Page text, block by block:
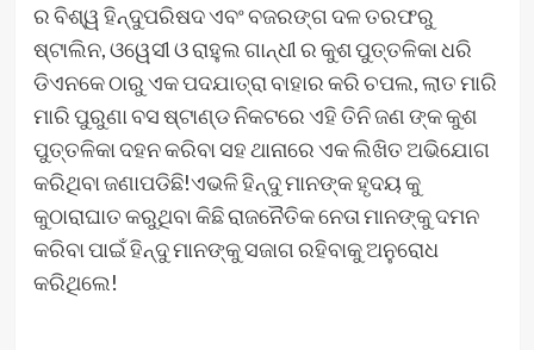
ର ବିଶ୍ୱ ହିନ୍ଦୁପରିଷଦ ଏବଂ ବଜରଙ୍ଗ ଦଳ ତରଫରୁ
ଷ୍ଟାଲିନ, ଓୱେସୀ ଓ ରାହୁଲ ଗାନ୍ଧୀ ର କୁଶ ପୁତ୍ତଳିକା ଧରି
ଡିଏନକେ ଠାରୁ ଏକ ପଦଯାତ୍ରା ବାହାର କରି ଚପଲ, ଲାତ ମାରି
ମାରି ପୁରୁଣା ବସ ଷ୍ଟାଣ୍ଡ ନିକଟରେ ଏହି ତିନି ଜଣ ଙ୍କ କୁଶ
ପୁତ୍ତଳିକା ଦହନ କରିବା ସହ ଥାନାରେ ଏକ ଲିଖିତ ଅଭିଯୋଗ
କରିଥିବା ଜଣାପଡିଛି!ଏଭଳି ହିନ୍ଦୁ ମାନଙ୍କ ହୃଦୟ କୁ
କୁଠାରାଘାତ କରୁଥିବା କିଛି ରାଜନୈତିକ ନେତା ମାନଙ୍କୁ ଦମନ
କରିବା ପାଇଁ ହିନ୍ଦୁ ମାନଙ୍କୁ ସଜାଗ ରହିବାକୁ ଅନୁରୋଧ
କରିଥିଲେ!